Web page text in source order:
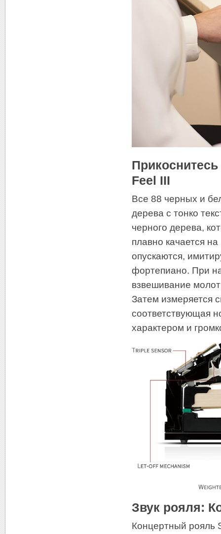
Feel III
Все 88 черных и
дерева с тонко
черного дерева,
плавно качается
опускаются,
фортепиано. При
взвешивание
Затем измеряется
соответствующая
характером и
Звук рояля:
Концертный рояль